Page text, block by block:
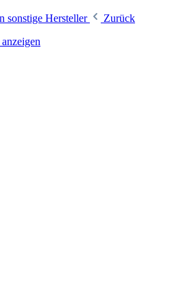
sonstige Hersteller
Zurück